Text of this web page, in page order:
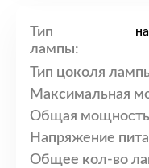
Тип
лампы:
Тип цоколя
Максимальная
Общая
Напряжение
Общее кол-во